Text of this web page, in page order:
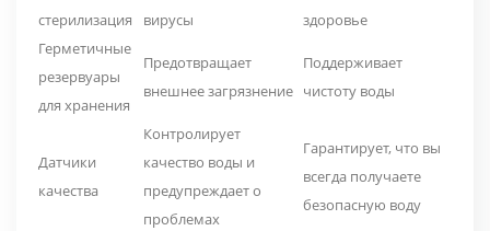
стерилизация
вирусы
здоровье
Герметичные
резервуары
для хранения
Предотвращает
внешнее загрязнение
Поддерживает
чистоту воды
Датчики
качества
Контролирует
качество воды и
предупреждает о
проблемах
Гарантирует, что вы
всегда получаете
безопасную воду